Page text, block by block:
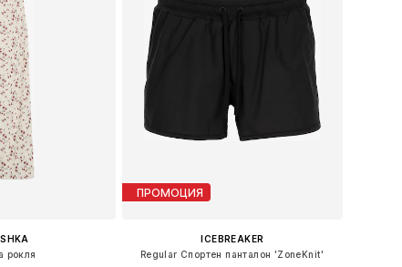
рокля
ПРОМОЦИЯ
ICEBREAKER
Regular Спортен панталон 'ZoneKnit'